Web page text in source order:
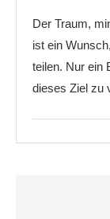
Der Traum,
ist ein
teilen. Nur ein
dieses Ziel zu